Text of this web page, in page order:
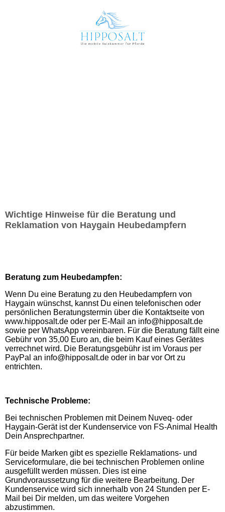
Wichtige Hinweise für die Beratung und
Reklamation von Haygain Heubedampfern
Beratung zum Heubedampfen:
Wenn Du eine Beratung zu den Heubedampfern von
Haygain wünschst, kannst Du einen telefonischen oder
persönlichen Beratungstermin über die Kontaktseite von
www.hipposalt.de oder per E-Mail an info@hipposalt.de
sowie per WhatsApp vereinbaren. Für die Beratung fällt eine
Gebühr von 35,00 Euro an, die beim Kauf eines Gerätes
verrechnet wird. Die Beratungsgebühr ist im Voraus per
PayPal an info@hipposalt.de oder in bar vor Ort zu
entrichten.
Technische Probleme:
Bei technischen Problemen mit Deinem Nuveq- oder
Haygain-Gerät ist der Kundenservice von FS-Animal Health
Dein Ansprechpartner.
Für beide Marken gibt es spezielle Reklamations- und
Serviceformulare, die bei technischen Problemen online
ausgefüllt werden müssen. Dies ist eine
Grundvoraussetzung für die weitere Bearbeitung. Der
Kundenservice wird sich innerhalb von 24 Stunden per E-
Mail bei Dir melden, um das weitere Vorgehen
abzustimmen.